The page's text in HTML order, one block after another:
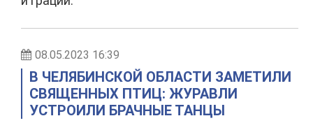
08.05.2023 16:39
В ЧЕЛЯБИНСКОЙ ОБЛАСТИ ЗАМЕТИЛИ
СВЯЩЕННЫХ ПТИЦ: ЖУРАВЛИ
УСТРОИЛИ БРАЧНЫЕ ТАНЦЫ